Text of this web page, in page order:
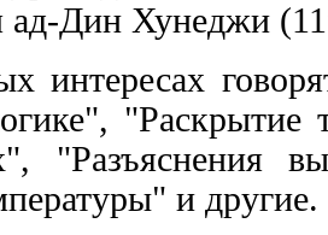
Дин Хунеджи
интересах
"Раскрытие
"Разъяснения
и другие.